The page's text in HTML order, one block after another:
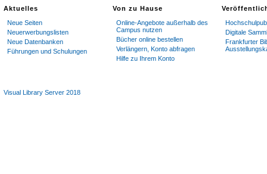
Aktuelles
Neue Seiten
Neuerwerbungslisten
Neue Datenbanken
Führungen und Schulungen
Von zu Hause
Online-Angebote außerhalb des
Campus nutzen
Bücher online bestellen
Verlängern, Konto abfragen
Hilfe zu Ihrem Konto
Digitale
Frankfurter
Visual Library Server 2018